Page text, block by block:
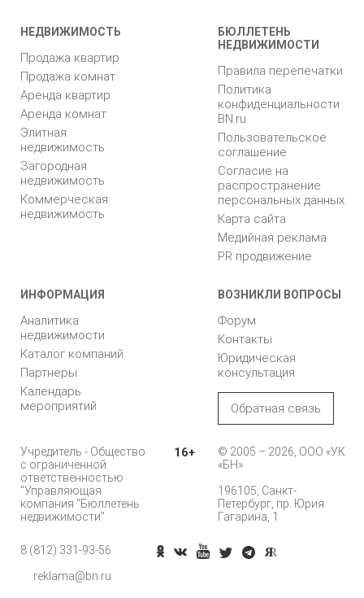
НЕДВИЖИМОСТЬ
Продажа квартир
Продажа комнат
Аренда квартир
Аренда комнат
Элитная
недвижимость
Загородная
недвижимость
Коммерческая
недвижимость
БЮЛЛЕТЕНЬ
НЕДВИЖИМОСТИ
Правила перепечатки
Политика
конфиденциальности
BN.ru
Пользовательское
соглашение
Согласие на
распространение
персональных данных
Карта сайта
Медийная реклама
PR продвижение
ИНФОРМАЦИЯ
Аналитика
недвижимости
Каталог компаний
Партнеры
Календарь
мероприятий
ВОЗНИКЛИ ВОПРОСЫ
Форум
Контакты
Юридическая
консультация
Обратная связь
Учредитель - Общество
с ограниченной
ответственностью
"Управляющая
компания "Бюллетень
недвижимости"
16+
© 2005 – 2026, ООО «УК
«БН»
196105, Санкт-
Петербург, пр. Юрия
Гагарина, 1
8 (812) 331-93-56
reklama@bn.ru